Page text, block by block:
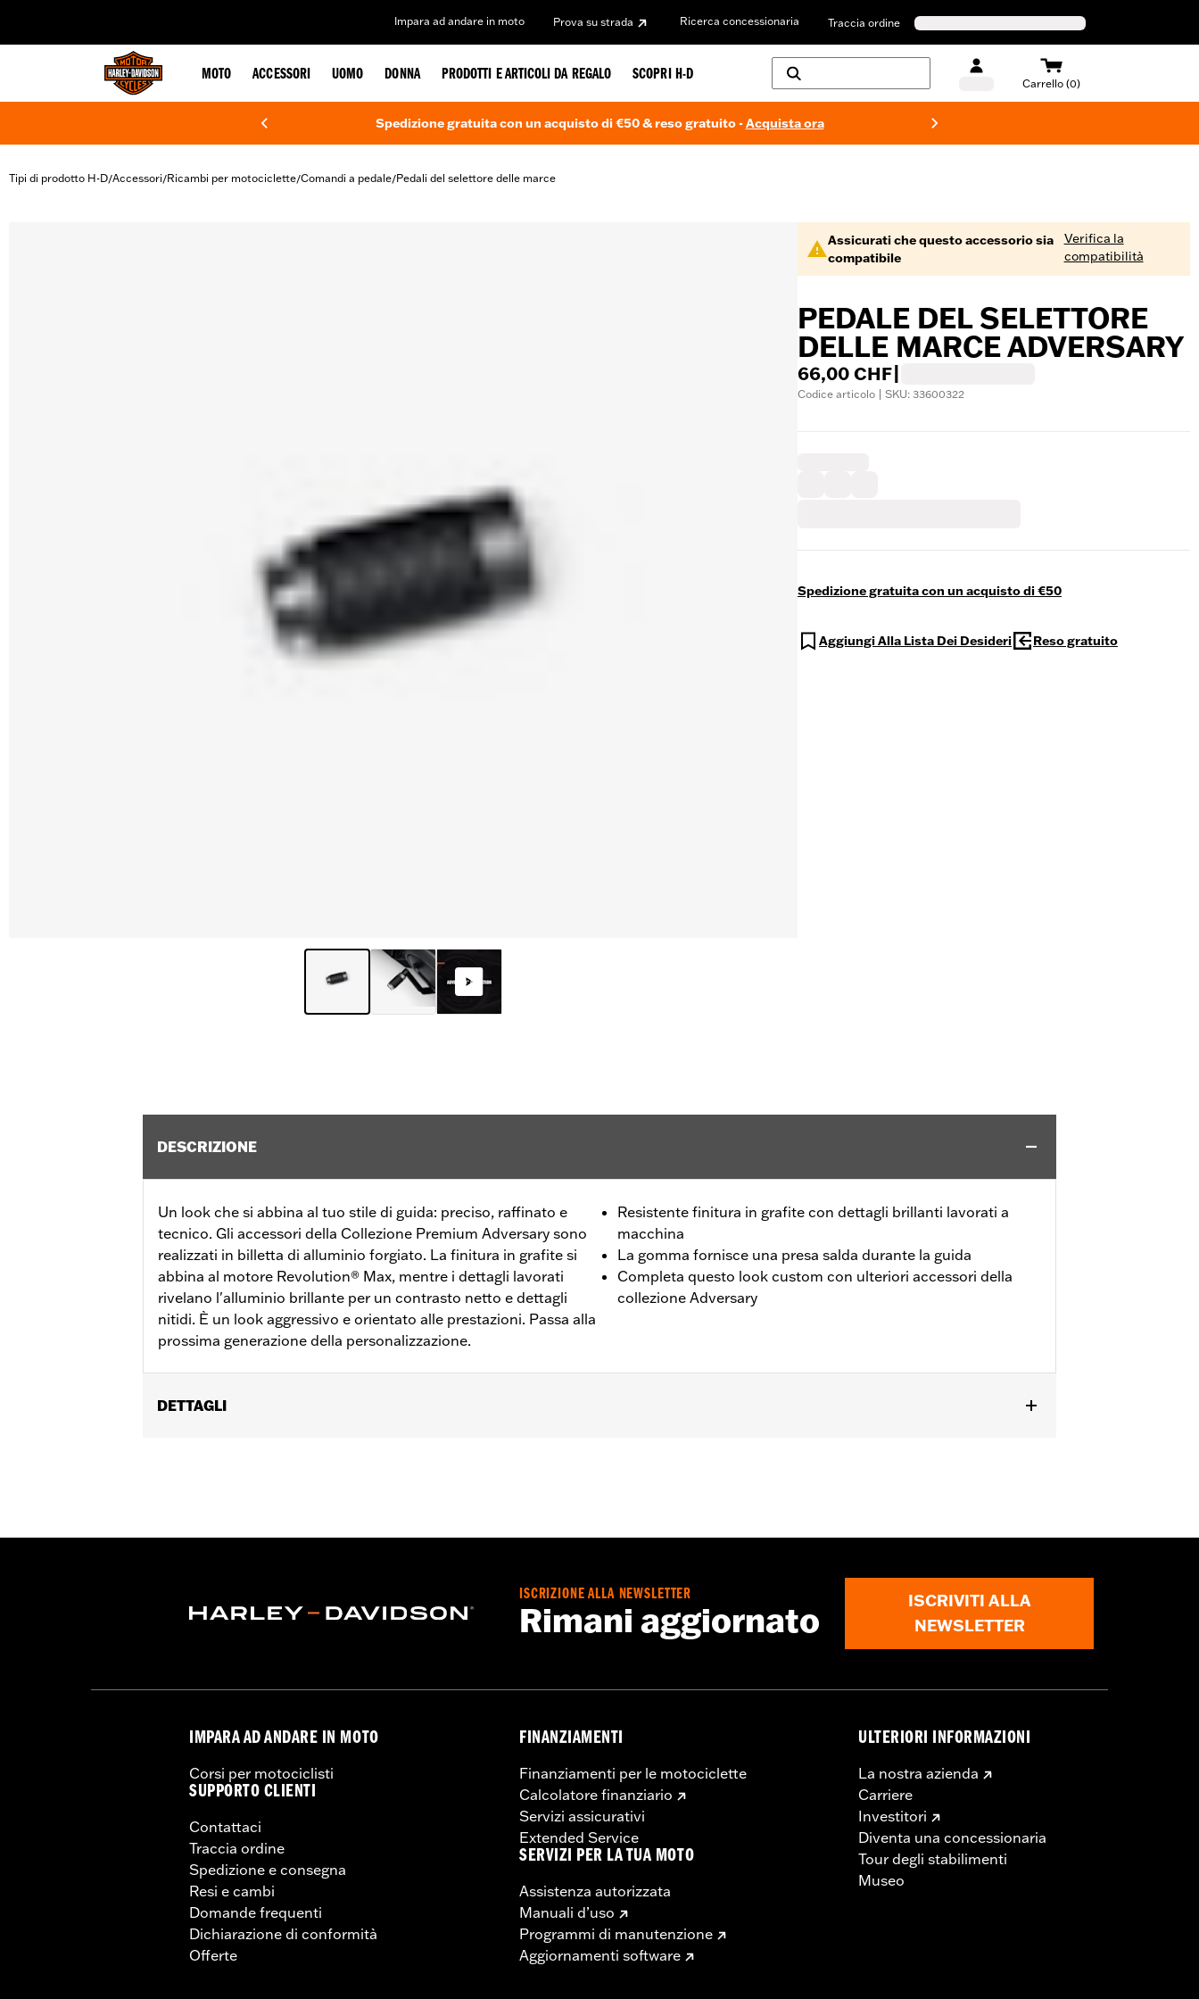
Impara ad andare in moto Prova su strada Ricerca concessionaria Traccia ordine
MOTO ACCESSORI UOMO DONNA PRODOTTI E ARTICOLI DA REGALO SCOPRI H-D
Carrello (0)
Spedizione gratuita con un acquisto di €50 & reso gratuito -Acquista ora
Tipi di prodotto H-D/Accessori/Ricambi per motociclette/Comandi a pedale/Pedali del selettore delle marce
Assicurati che questo accessorio sia
compatibile
Verifica la
compatibilità
PEDALE DEL SELETTORE
DELLE MARCE ADVERSARY
66,00 CHF
Codice articolo | SKU: 33600322
Spedizione gratuita con un acquisto di €50
Aggiungi Alla Lista Dei Desideri Reso gratuito
DESCRIZIONE
Un look che si abbina al tuo stile di guida: preciso, raffinato e
tecnico. Gli accessori della Collezione Premium Adversary sono
realizzati in billetta di alluminio forgiato. La finitura in grafite si
abbina al motore Revolution® Max, mentre i dettagli lavorati
rivelano l'alluminio brillante per un contrasto netto e dettagli
nitidi. È un look aggressivo e orientato alle prestazioni. Passa alla
prossima generazione della personalizzazione.
Resistente finitura in grafite con dettagli brillanti lavorati a
macchina
La gomma fornisce una presa salda durante la guida
Completa questo look custom con ulteriori accessori della
collezione Adversary
DETTAGLI
Contenuto della confezione:Pedale del selettore delle marce e istruzioni di installazione
ISCRIZIONE ALLA NEWSLETTER
Rimani aggiornato
ISCRIVITI ALLA
NEWSLETTER
IMPARA AD ANDARE IN MOTO
Corsi per motociclisti
SUPPORTO CLIENTI
Contattaci
Traccia ordine
Spedizione e consegna
Resi e cambi
Domande frequenti
Dichiarazione di conformità
Offerte
FINANZIAMENTI
Finanziamenti per le motociclette
Calcolatore finanziario
Servizi assicurativi
Extended Service
SERVIZI PER LA TUA MOTO
Assistenza autorizzata
Manuali d’uso
Programmi di manutenzione
Aggiornamenti software
ULTERIORI INFORMAZIONI
La nostra azienda
Carriere
Investitori
Diventa una concessionaria
Tour degli stabilimenti
Museo